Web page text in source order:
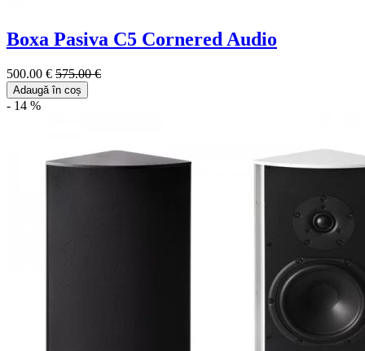
Boxa Pasiva C5 Cornered Audio
500.00 € 575.00 €
Adaugă în coș
- 14 %